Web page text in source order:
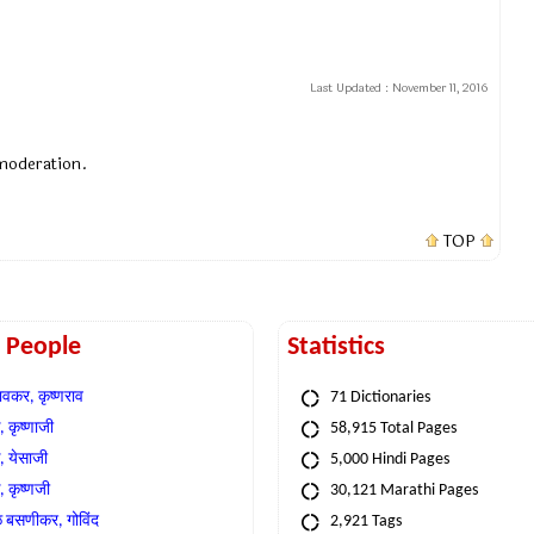
Last Updated : November 11, 2016
TOP
कृष्णराव
कृष्णजी
बसणीकर, गोविंद
Statistics
71 Dictionaries
58,915 Total Pages
5,000 Hindi Pages
30,121 Marathi Pages
2,921 Tags